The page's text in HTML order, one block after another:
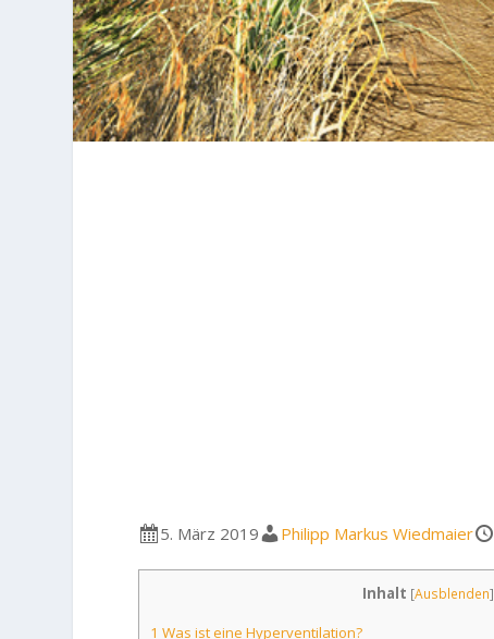
5. März 2019 Philipp Markus Wiedmaier
Inhalt [Ausblenden]
1 Was ist eine Hyperventilation?